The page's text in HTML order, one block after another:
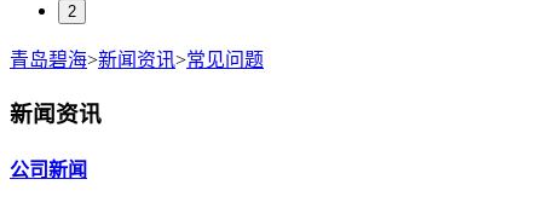
2
青岛碧海>新闻资讯>常见问题
新闻资讯
公司新闻